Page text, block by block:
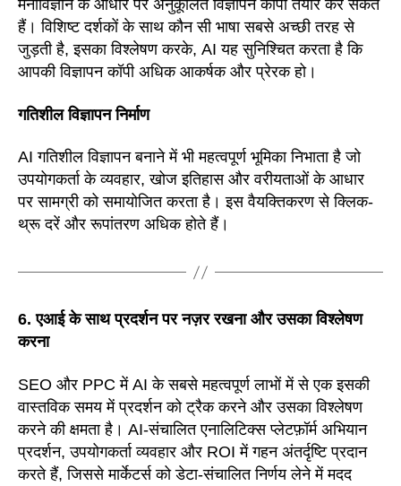
मनोविज्ञान के आधार पर अनुकूलित विज्ञापन कॉपी तैयार कर सकते
हैं। विशिष्ट दर्शकों के साथ कौन सी भाषा सबसे अच्छी तरह से
जुड़ती है, इसका विश्लेषण करके, AI यह सुनिश्चित करता है कि
आपकी विज्ञापन कॉपी अधिक आकर्षक और प्रेरक हो।
गतिशील विज्ञापन निर्माण
AI गतिशील विज्ञापन बनाने में भी महत्वपूर्ण भूमिका निभाता है जो
उपयोगकर्ता के व्यवहार, खोज इतिहास और वरीयताओं के आधार
पर सामग्री को समायोजित करता है। इस वैयक्तिकरण से क्लिक-
थ्रू दरें और रूपांतरण अधिक होते हैं।
6. एआई के साथ प्रदर्शन पर नज़र रखना और उसका विश्लेषण
करना
SEO और PPC में AI के सबसे महत्वपूर्ण लाभों में से एक इसकी
वास्तविक समय में प्रदर्शन को ट्रैक करने और उसका विश्लेषण
करने की क्षमता है। AI-संचालित एनालिटिक्स प्लेटफ़ॉर्म अभियान
प्रदर्शन, उपयोगकर्ता व्यवहार और ROI में गहन अंतर्दृष्टि प्रदान
करते हैं, जिससे मार्केटर्स को डेटा-संचालित निर्णय लेने में मदद